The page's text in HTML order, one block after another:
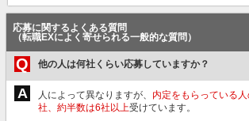
応募に関するよくある質問
（転職EXによく寄せられる一般的な質問）
Q 他の人は何社くらい応募していますか？
A 人によって異なりますが、 内定をもらっている
社、約半数は6社以上受けています。